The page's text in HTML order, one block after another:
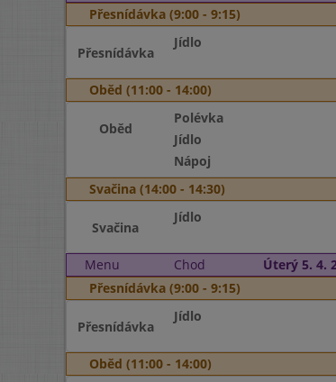
Přesnídávka (9:00 - 9:15)
Přesnídávka
Jídlo
Oběd (11:00 - 14:00)
Oběd
Polévka
Jídlo
Nápoj
Svačina (14:00 - 14:30)
Svačina
Jídlo
Menu Chod Úterý 5. 4.
Přesnídávka (9:00 - 9:15)
Přesnídávka
Jídlo
Oběd (11:00 - 14:00)